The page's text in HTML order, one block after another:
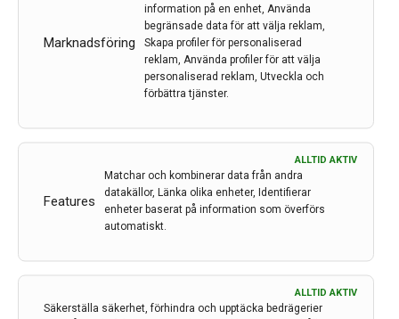
Marknadsföring
information på en enhet, Använda
begränsade data för att välja reklam,
Skapa profiler för personaliserad
reklam, Använda profiler för att välja
personaliserad reklam, Utveckla och
förbättra tjänster.
Features
ALLTID AKTIV
Matchar och kombinerar data från andra
datakällor, Länka olika enheter, Identifierar
enheter baserat på information som överförs
automatiskt.
Säkerställa säkerhet, förhindra och upptäcka bedrägerier
ALLTID AKTIV
Anders Castor, ordförande SLS
delegation för medicinsk etik och Christofer Lindholm,
ordförande Slfs etik- och ansvarsråd
Karim Jebari, filosof, Institutet för
framtidsstudier, Stefan Jovinge, forskning- och
Ulf Österstad, specialist i allmänmedicin och
verksamhetschef för Region Jönköpings digitala enhet
Bra liv nära, Mats Johansson, filosof, docent i
medicinsk etik, Lunds universitet med flera